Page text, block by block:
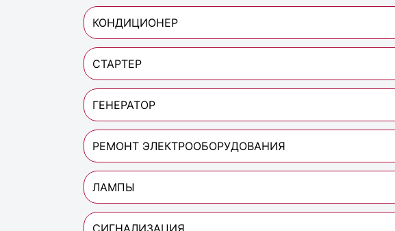
КОНДИЦИОНЕР
СТАРТЕР
ГЕНЕРАТОР
РЕМОНТ ЭЛЕКТРООБОРУДОВАНИЯ
ЛАМПЫ